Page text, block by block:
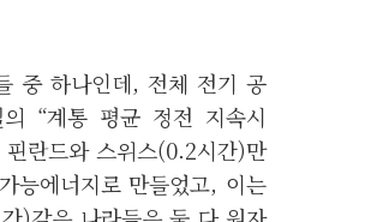
중 하나인데, 전체 전기 공
“계통 평균 정전 지속시
란드와 스위스(0.2시간)만
능에너지로 만들었고, 이는